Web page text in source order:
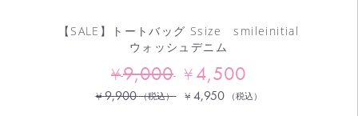
【SALE】トートバッグ Ssize smileinitial
ウォッシュデニム
¥9,000 ¥4,500
¥9,900 （税込） ¥ 4,950 （税込）